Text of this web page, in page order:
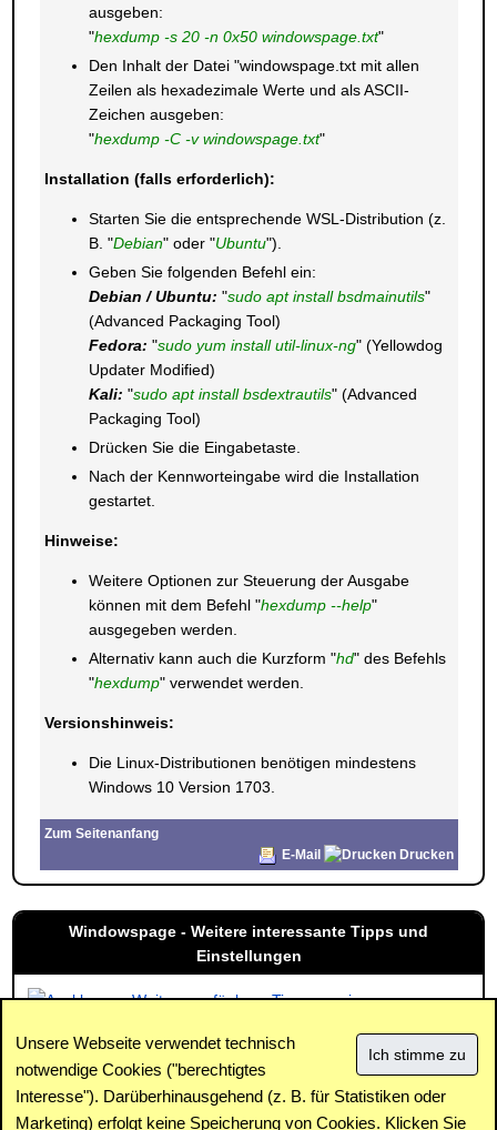
ausgeben:
"hexdump -s 20 -n 0x50 windowspage.txt"
Den Inhalt der Datei "windowspage.txt mit allen
Zeilen als hexadezimale Werte und als ASCII-
Zeichen ausgeben:
"hexdump -C -v windowspage.txt"
Installation (falls erforderlich):
Starten Sie die entsprechende WSL-Distribution (z.
B. "Debian" oder "Ubuntu").
Geben Sie folgenden Befehl ein:
Debian / Ubuntu: "sudo apt install bsdmainutils"
(Advanced Packaging Tool)
Fedora: "sudo yum install util-linux-ng" (Yellowdog
Updater Modified)
Kali: "sudo apt install bsdextrautils" (Advanced
Packaging Tool)
Drücken Sie die Eingabetaste.
Nach der Kennworteingabe wird die Installation
gestartet.
Hinweise:
Weitere Optionen zur Steuerung der Ausgabe
können mit dem Befehl "hexdump --help"
ausgegeben werden.
Alternativ kann auch die Kurzform "hd" des Befehls
"hexdump" verwendet werden.
Versionshinweis:
Die Linux-Distributionen benötigen mindestens
Windows 10 Version 1703.
Zum Seitenanfang
E-Mail
Drucken
Windowspage - Weitere interessante Tipps und
Einstellungen
Weitere verfügbare Tipps anzeigen
Unsere Webseite verwendet technisch
notwendige Cookies ("berechtigtes
Interesse"). Darüberhinausgehend (z. B. für Statistiken oder
Marketing) erfolgt keine Speicherung von Cookies. Klicken Sie
Impressum | Kontakt | Datenschutz / Cookies |
SPAM /
Abuse
| Newsletter | Forum